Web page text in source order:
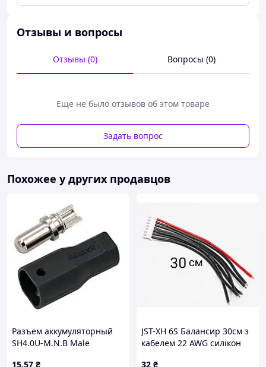
Параллельный разветвитель-сплиттер UKK500 — это
профессиональное решение для безопасного и
эффективного распределения мощных электрических
цепей. Устройство предназначено для организации
множественных подключений от одного общего
стабильный контакт.
Отзывы и вопросы
Отзывы (0) Вопросы (0)
Еще не было отзывов об этом товаре
Задать вопрос
Похожее у других продавцов
Разъем аккумуляторный
SH4.0U-M.N.B Male
15.57 ₴
JST-XH 6S Балансир 30см з
кабелем 22 AWG силікон
32 ₴